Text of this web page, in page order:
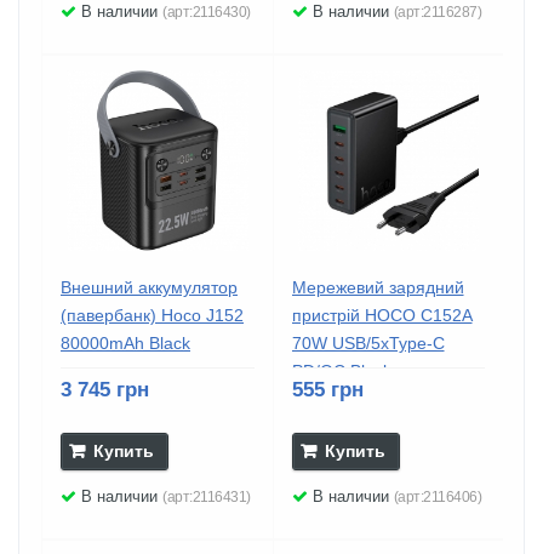
В наличии (арт:2116430) В наличии (арт:2116287)
Внешний аккумулятор
(павербанк) Hoco J152
80000mAh Black
3 745 грн
Купить
В наличии (арт:2116431)
Мережевий зарядний
пристрій HOCO C152A
70W USB/5хType-C
PD/QC Black
555 грн
Купить
В наличии (арт:2116406)